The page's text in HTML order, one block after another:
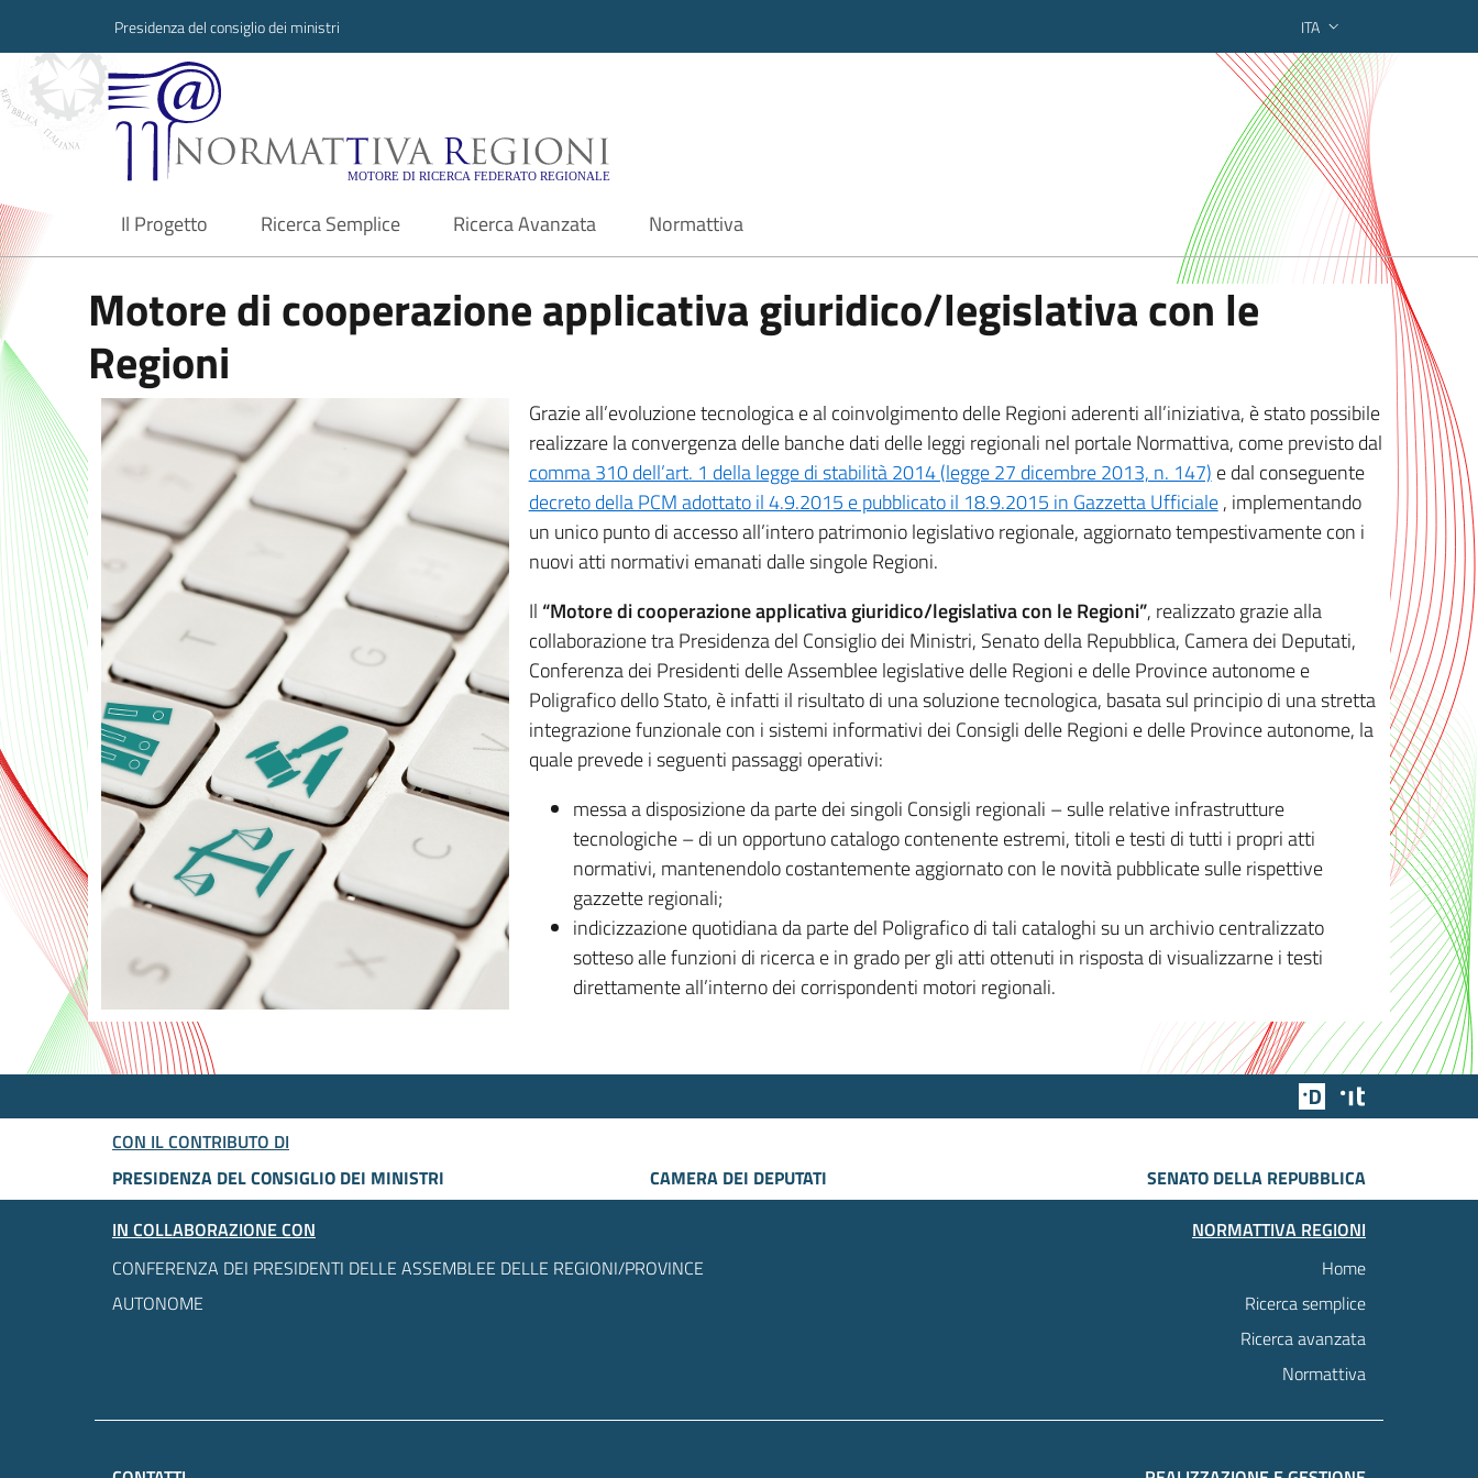
Presidenza del consiglio dei ministri ITA
Normattiva Regioni - Motore di ricerca federato regionale
Il Progetto
current Ricerca Semplice Ricerca Avanzata Normattiva
Motore di cooperazione applicativa giuridico/legislativa con le
Regioni
Grazie all’evoluzione tecnologica e al coinvolgimento delle Regioni aderenti all’iniziativa, è stato possibile
realizzare la convergenza delle banche dati delle leggi regionali nel portale Normattiva, come previsto dal
comma 310 dell’art. 1 della legge di stabilità 2014 (legge 27 dicembre 2013, n. 147) e dal conseguente
decreto della PCM adottato il 4.9.2015 e pubblicato il 18.9.2015 in Gazzetta Ufficiale, implementando
un unico punto di accesso all’intero patrimonio legislativo regionale, aggiornato tempestivamente con i
nuovi atti normativi emanati dalle singole Regioni.
Il “Motore di cooperazione applicativa giuridico/legislativa con le Regioni”, realizzato grazie alla
collaborazione tra Presidenza del Consiglio dei Ministri, Senato della Repubblica, Camera dei Deputati,
Conferenza dei Presidenti delle Assemblee legislative delle Regioni e delle Province autonome e
Poligrafico dello Stato, è infatti il risultato di una soluzione tecnologica, basata sul principio di una stretta
integrazione funzionale con i sistemi informativi dei Consigli delle Regioni e delle Province autonome, la
quale prevede i seguenti passaggi operativi:
messa a disposizione da parte dei singoli Consigli regionali – sulle relative infrastrutture
tecnologiche – di un opportuno catalogo contenente estremi, titoli e testi di tutti i propri atti
normativi, mantenendolo costantemente aggiornato con le novità pubblicate sulle rispettive
gazzette regionali;
indicizzazione quotidiana da parte del Poligrafico di tali cataloghi su un archivio centralizzato
sotteso alle funzioni di ricerca e in grado per gli atti ottenuti in risposta di visualizzarne i testi
direttamente all’interno dei corrispondenti motori regionali.
Team Digitale
CON IL CONTRIBUTO DI
PRESIDENZA DEL CONSIGLIO DEI MINISTRI
CAMERA DEI DEPUTATI
SENATO DELLA REPUBBLICA
IN COLLABORAZIONE CON
CONFERENZA DEI PRESIDENTI DELLE ASSEMBLEE DELLE REGIONI/PROVINCE
AUTONOME
NORMATTIVA REGIONI
Home
Ricerca semplice
Ricerca avanzata
Normattiva